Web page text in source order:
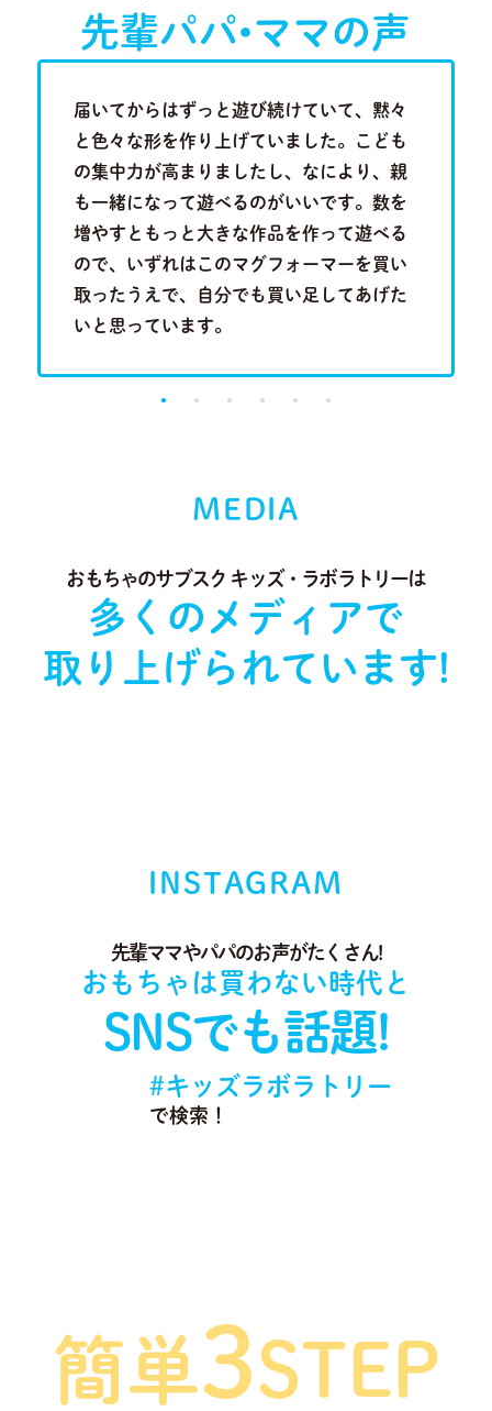
先輩パパ•ママの声
届いてからはずっと遊び続けていて、黙々
と色々な形を作り上げていました。こども
の集中力が高まりましたし、なにより、親
も一緒になって遊べるのがいいです。数を
増やすともっと大きな作品を作って遊べる
ので、いずれはこのマグフォーマーを買い
取ったうえで、自分でも買い足してあげた
いと思っています。
MEDIA
おもちゃのサブスク キッズ・ラボラトリーは
多くのメディアで
取り上げられています!
INSTAGRAM
先輩ママやパパのお声がたくさん!
おもちゃは買わない時代と
SNSでも話題!
#キッズラボラトリー
で検索！
簡単3STEP